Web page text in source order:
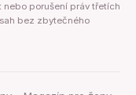
porušení práv třetích
bez zbytečného